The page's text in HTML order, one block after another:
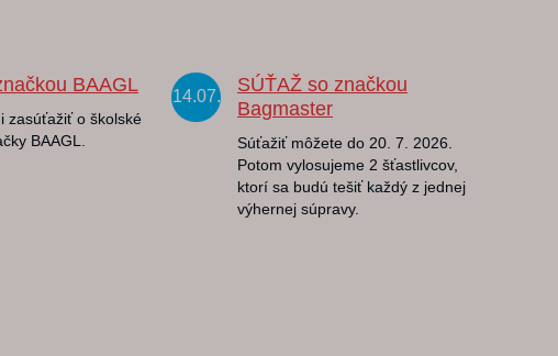
BAAGL
zasúťažiť o školské
BAAGL.
14.07.
SÚŤAŽ so značkou
Bagmaster
Súťažiť môžete do 20. 7. 2026.
Potom vylosujeme 2 šťastlivcov,
ktorí sa budú tešiť každý z jednej
výhernej súpravy.